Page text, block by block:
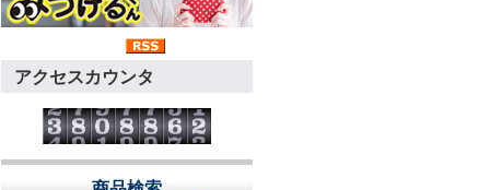
アクセスカウンタ